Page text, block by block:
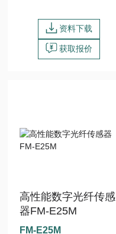
资料下载
获取报价
高性能数字光纤传感
器FM-E25M
FM-E25M